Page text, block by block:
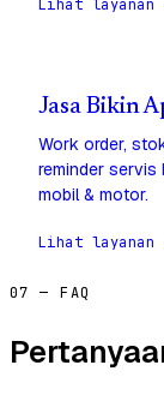
Lihat layanan
Jasa Bikin
Work order,
reminder servis
mobil & motor.
Lihat layanan
07 — FAQ